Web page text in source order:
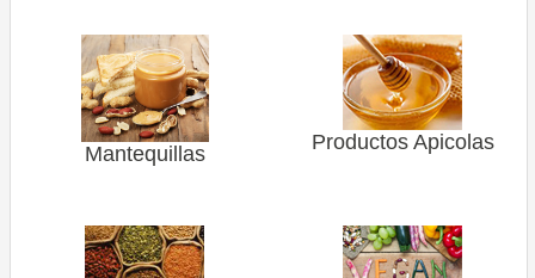
Mantequillas Productos Apicolas